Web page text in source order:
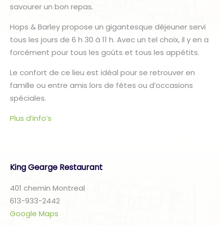
savourer un bon repas.
Hops & Barley propose un gigantesque déjeuner servi
tous les jours de 6 h 30 à 11 h. Avec un tel choix, il y en a
forcément pour tous les goûts et tous les appétits.
Le confort de ce lieu est idéal pour se retrouver en
famille ou entre amis lors de fêtes ou d’occasions
spéciales.
Plus d’info’s
King Gearge Restaurant
401 chemin Montreal
613-933-2442
Google Maps